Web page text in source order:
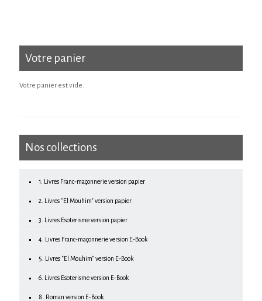
Votre panier
Votre panier est vide.
Nos collections
1. Livres Franc-maçonnerie version papier
2. Livres "El Mouhim" version papier
3. Livres Esoterisme version papier
4. Livres Franc-maçonnerie version E-Book
5. Livres "El Mouhim" version E-Book
6. Livres Esoterisme version E-Book
8. Roman version E-Book